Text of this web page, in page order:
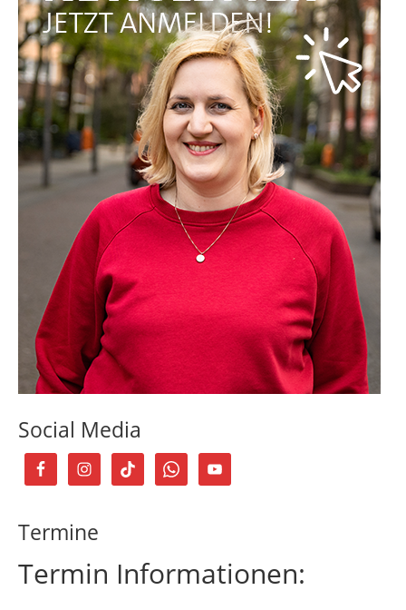
Social Media
Termine
Termin Informationen: